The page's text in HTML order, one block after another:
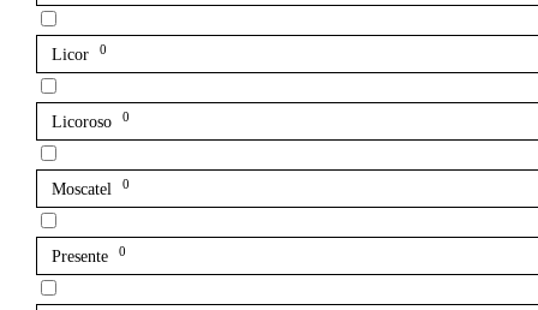
Licor 0
Licoroso 0
Moscatel 0
Presente 0